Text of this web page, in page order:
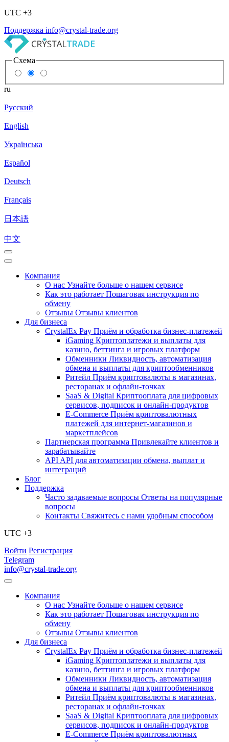
UTC +3
Поддержка info@crystal-trade.org
Схема
ru
Русский
English
Українська
Español
Deutsch
Français
日本語
中文
Компания
О нас Узнайте больше о нашем сервисе
Как это работает Пошаговая инструкция по
обмену
Отзывы Отзывы клиентов
Для бизнеса
CrystalEx Pay Приём и обработка бизнес-платежей
iGaming Криптоплатежи и выплаты для
казино, беттинга и игровых платформ
Обменники Ликвидность, автоматизация
обмена и выплаты для криптообменников
Ритейл Приём криптовалюты в магазинах,
ресторанах и офлайн-точках
SaaS & Digital Криптооплата для цифровых
сервисов, подписок и онлайн-продуктов
E-Commerce Приём криптовалютных
платежей для интернет-магазинов и
маркетплейсов
Партнерская программа Привлекайте клиентов и
зарабатывайте
API API для автоматизации обмена, выплат и
интеграций
Блог
Поддержка
Часто задаваемые вопросы Ответы на популярные
вопросы
Контакты Свяжитесь с нами удобным способом
UTC +3
Войти Регистрация
Telegram
info@crystal-trade.org
Компания
О нас Узнайте больше о нашем сервисе
Как это работает Пошаговая инструкция по
обмену
Отзывы Отзывы клиентов
Для бизнеса
CrystalEx Pay Приём и обработка бизнес-платежей
iGaming Криптоплатежи и выплаты для
казино, беттинга и игровых платформ
Обменники Ликвидность, автоматизация
обмена и выплаты для криптообменников
Ритейл Приём криптовалюты в магазинах,
ресторанах и офлайн-точках
SaaS & Digital Криптооплата для цифровых
сервисов, подписок и онлайн-продуктов
E-Commerce Приём криптовалютных